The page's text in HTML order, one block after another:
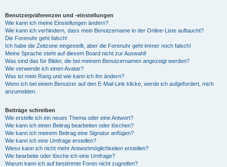
Benutzerpräferenzen und -einstellungen
Wie kann ich meine Einstellungen ändern?
Wie kann ich verhindern, dass mein Benutzername in der Online-Liste auftaucht?
Die Forenuhr geht falsch!
Ich habe die Zeitzone eingestellt, aber die Forenuhr geht immer noch falsch!
Meine Sprache steht auf diesem Board nicht zur Auswahl!
Was sind das für Bilder, die bei meinem Benutzernamen angezeigt werden?
Wie verwende ich einen Avatar?
Was ist mein Rang und wie kann ich ihn ändern?
Wenn ich bei einem Benutzer auf den E-Mail-Link klicke, werde ich aufgefordert, mich
anzumelden.
Beiträge schreiben
Wie erstelle ich ein neues Thema oder eine Antwort?
Wie kann ich einen Beitrag bearbeiten oder löschen?
Wie kann ich meinem Beitrag eine Signatur anfügen?
Wie kann ich eine Umfrage erstellen?
Wieso kann ich nicht mehr Antwortmöglichkeiten erstellen?
Wie bearbeite oder lösche ich eine Umfrage?
Warum kann ich auf bestimmte Foren nicht zugreifen?